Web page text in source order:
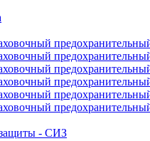
защиты - СИЗ